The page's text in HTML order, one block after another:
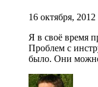
16 октября,
Я в своё время
Проблем с
было. Они